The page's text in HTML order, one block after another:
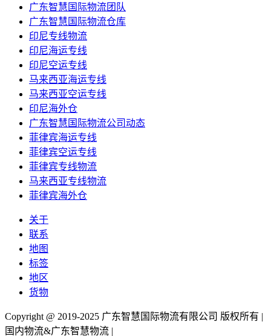
广东智慧国际物流团队
广东智慧国际物流仓库
印尼专线物流
印尼海运专线
印尼空运专线
马来西亚海运专线
马来西亚空运专线
印尼海外仓
广东智慧国际物流公司动态
菲律宾海运专线
菲律宾空运专线
菲律宾专线物流
马来西亚专线物流
菲律宾海外仓
关于
联系
地图
标签
地区
货物
Copyright @ 2019-2025 广东智慧国际物流有限公司 版权所有 |
国内物流&广东智慧物流 |